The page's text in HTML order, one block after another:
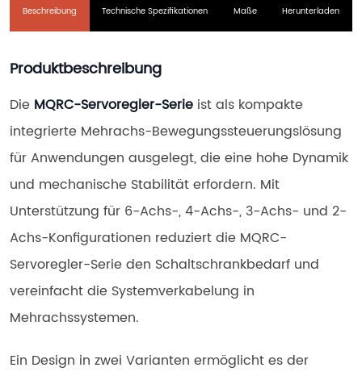
Beschreibung Technische Spezifikationen Maße Herunterladen
Produktbeschreibung
Die MQRC-Servoregler-Serie ist als kompakte
integrierte Mehrachs-Bewegungssteuerungslösung
für Anwendungen ausgelegt, die eine hohe Dynamik
und mechanische Stabilität erfordern. Mit
Unterstützung für 6-Achs-, 4-Achs-, 3-Achs- und 2-
Achs-Konfigurationen reduziert die MQRC-
Servoregler-Serie den Schaltschrankbedarf und
vereinfacht die Systemverkabelung in
Mehrachssystemen.
Ein Design in zwei Varianten ermöglicht es der